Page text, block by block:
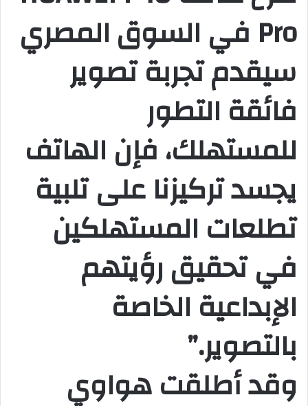
Pro في السوق المصري
سيقدم تجربة تصوير
فائقة التطور
للمستهلك، فإن الهاتف
يجسد تركيزنا على تلبية
تطلعات المستهلكين
في تحقيق رؤيتهم
الإبداعية الخاصة
بالتصوير.”
وقد أطلقت هواوي